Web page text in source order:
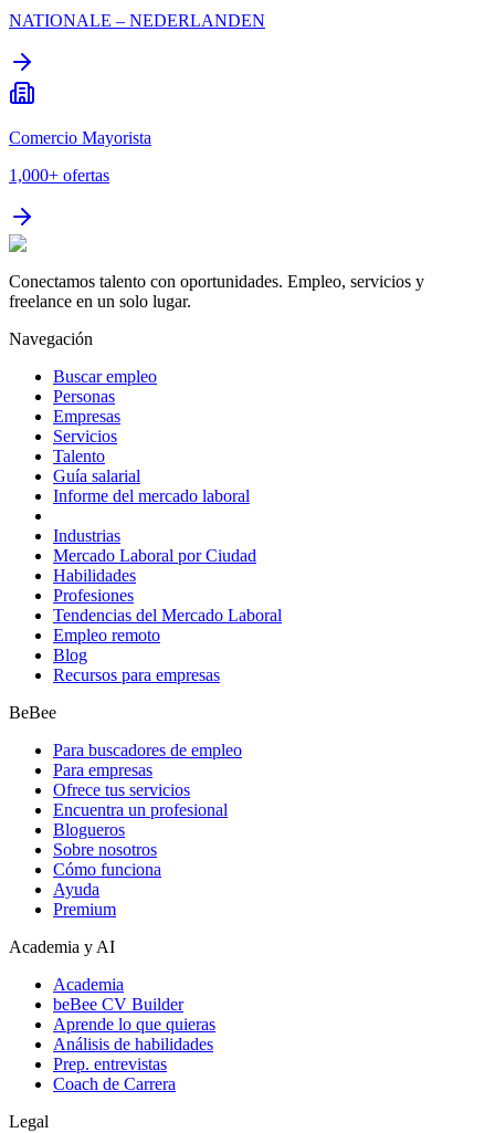
NATIONALE – NEDERLANDEN
Comercio Mayorista
1,000+ ofertas
Conectamos talento con oportunidades. Empleo, servicios y
freelance en un solo lugar.
Navegación
Buscar empleo
Personas
Empresas
Servicios
Talento
Guía salarial
Informe del mercado laboral
Industrias
Mercado Laboral por Ciudad
Habilidades
Profesiones
Tendencias del Mercado Laboral
Empleo remoto
Blog
Recursos para empresas
BeBee
Para buscadores de empleo
Para empresas
Ofrece tus servicios
Encuentra un profesional
Blogueros
Sobre nosotros
Cómo funciona
Ayuda
Premium
Academia y AI
Academia
beBee CV Builder
Aprende lo que quieras
Análisis de habilidades
Prep. entrevistas
Coach de Carrera
Legal